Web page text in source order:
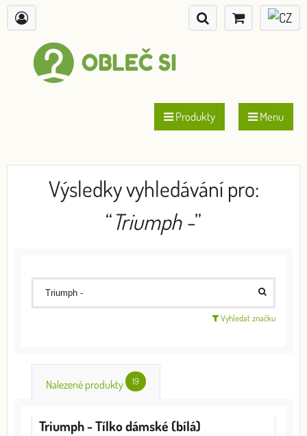
Produkty Menu
Výsledky vyhledávání pro:
“Triumph -”
Vyhledat značku
Nalezené produkty 19
Triumph - Tílko dámské (bílá)